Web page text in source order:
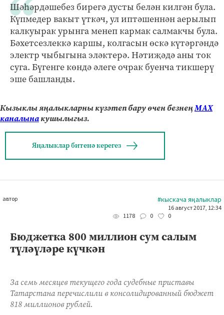
Шәһәрдәшебез бирегә дусты белән килгән була.
Күпмедер вакыт үткәч, ул иптәшеннән аерылып
калкуырак урынга менеп кармак салмакчы була.
Бәхетсезлеккә каршы, колгасын өскә күтәргәндә
электр чыбыгына эләктерә. Нәтиҗәдә аны ток
суга. Бүгенге көндә әлеге очрак буенча тикшерү
эше башланды.
Кызыклы яңалыкларны күзәтеп бару өчен безнеңМАХ
каналынакушылыгыз.
Яңалыклар битенә керегез
автор #кыскача яңалыклар
16 август 2017, 12:34
1178
0 0
Бюджетка 800 миллион сум салым
түләүләре күчкән
За семь месяцев текущего года судебные приставы
Татарстана перечислили в консолидированный бюджет
818 миллионов рублей.